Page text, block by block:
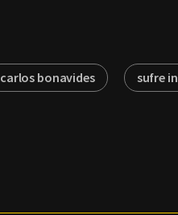
carlos bonavides sufre